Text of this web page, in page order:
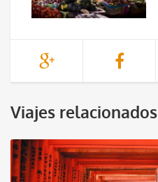
Viajes relacionados